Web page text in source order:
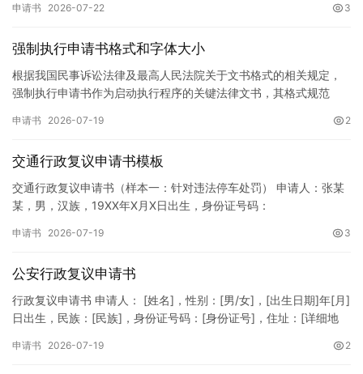
申请书 2026-07-22 3
强制执行申请书格式和字体大小
根据我国民事诉讼法律及最高人民法院关于文书格式的相关规定，
强制执行申请书作为启动执行程序的关键法律文书，其格式规范
纸张与…
申请书 2026-07-19 2
交通行政复议申请书模板
交通行政复议申请书（样本一：针对违法停车处罚） 申请人：张某
某，男，汉族，19XX年X月X日出生，身份证号码：
申请书 2026-07-19 3
公安行政复议申请书
行政复议申请书 申请人： [姓名]，性别：[男/女]，[出生日期]年[月]
日出生，民族：[民族]，身份证号码：[身份证号]，住址：[详细地
申请书 2026-07-19 2